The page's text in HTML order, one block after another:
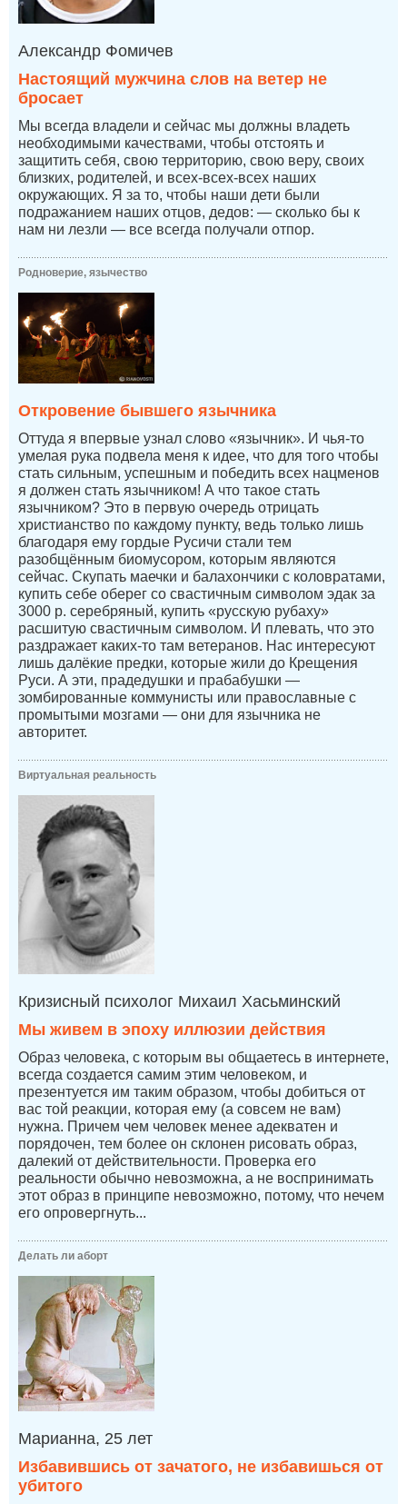
Александр Фомичев
Настоящий мужчина слов на ветер не
бросает
Мы всегда владели и сейчас мы должны владеть
необходимыми качествами, чтобы отстоять и
защитить себя, свою территорию, свою веру, своих
близких, родителей, и всех-всех-всех наших
окружающих. Я за то, чтобы наши дети были
подражанием наших отцов, дедов: — сколько бы к
нам ни лезли — все всегда получали отпор.
Родноверие, язычество
Откровение бывшего язычника
Оттуда я впервые узнал слово «язычник». И чья-то
умелая рука подвела меня к идее, что для того чтобы
стать сильным, успешным и победить всех нацменов
я должен стать язычником! А что такое стать
язычником? Это в первую очередь отрицать
христианство по каждому пункту, ведь только лишь
благодаря ему гордые Русичи стали тем
разобщённым биомусором, которым являются
сейчас. Скупать маечки и балахончики с коловратами,
купить себе оберег со свастичным символом эдак за
3000 р. серебряный, купить «русскую рубаху»
расшитую свастичным символом. И плевать, что это
раздражает каких-то там ветеранов. Нас интересуют
лишь далёкие предки, которые жили до Крещения
Руси. А эти, прадедушки и прабабушки —
зомбированные коммунисты или православные с
промытыми мозгами — они для язычника не
авторитет.
Виртуальная реальность
Кризисный психолог Михаил Хасьминский
Мы живем в эпоху иллюзии действия
Образ человека, с которым вы общаетесь в интернете,
всегда создается самим этим человеком, и
презентуется им таким образом, чтобы добиться от
вас той реакции, которая ему (а совсем не вам)
нужна. Причем чем человек менее адекватен и
порядочен, тем более он склонен рисовать образ,
далекий от действительности. Проверка его
реальности обычно невозможна, а не воспринимать
этот образ в принципе невозможно, потому, что нечем
его опровергнуть...
Делать ли аборт
Марианна, 25 лет
Избавившись от зачатого, не избавишься от
убитого